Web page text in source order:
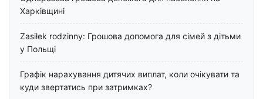
Харківщині
Zasiłek rodzinny: Грошова допомога для сімей з дітьми
у Польщі
Графік нарахування дитячих виплат, коли очікувати та
куди звертатись при затримках?